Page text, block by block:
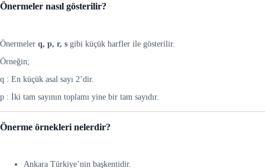
Önermeler nasıl gösterilir?
Önermeler q, p, r, s gibi küçük harfler ile gösterilir.
Örneğin;
q : En küçük asal sayı 2’dir.
p : İki tam sayının toplamı yine bir tam sayıdır.
Önerme örnekleri nelerdir?
Ankara Türkiye’nin başkentidir.